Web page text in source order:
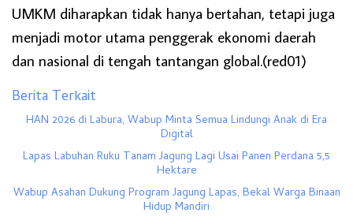
UMKM diharapkan tidak hanya bertahan, tetapi juga
menjadi motor utama penggerak ekonomi daerah
dan nasional di tengah tantangan global.(red01)
Berita Terkait
HAN 2026 di Labura, Wabup Minta Semua Lindungi Anak di Era
Digital
Lapas Labuhan Ruku Tanam Jagung Lagi Usai Panen Perdana 5,5
Hektare
Wabup Asahan Dukung Program Jagung Lapas, Bekal Warga Binaan
Hidup Mandiri